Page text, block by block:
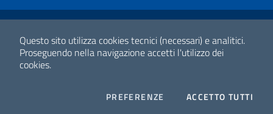
Questo sito utilizza cookies tecnici (necessari) e analitici.
Proseguendo nella navigazione accetti l'utilizzo dei
cookies.
PREFERENZE COOKIESACCETTO TUTTI
Link Utili